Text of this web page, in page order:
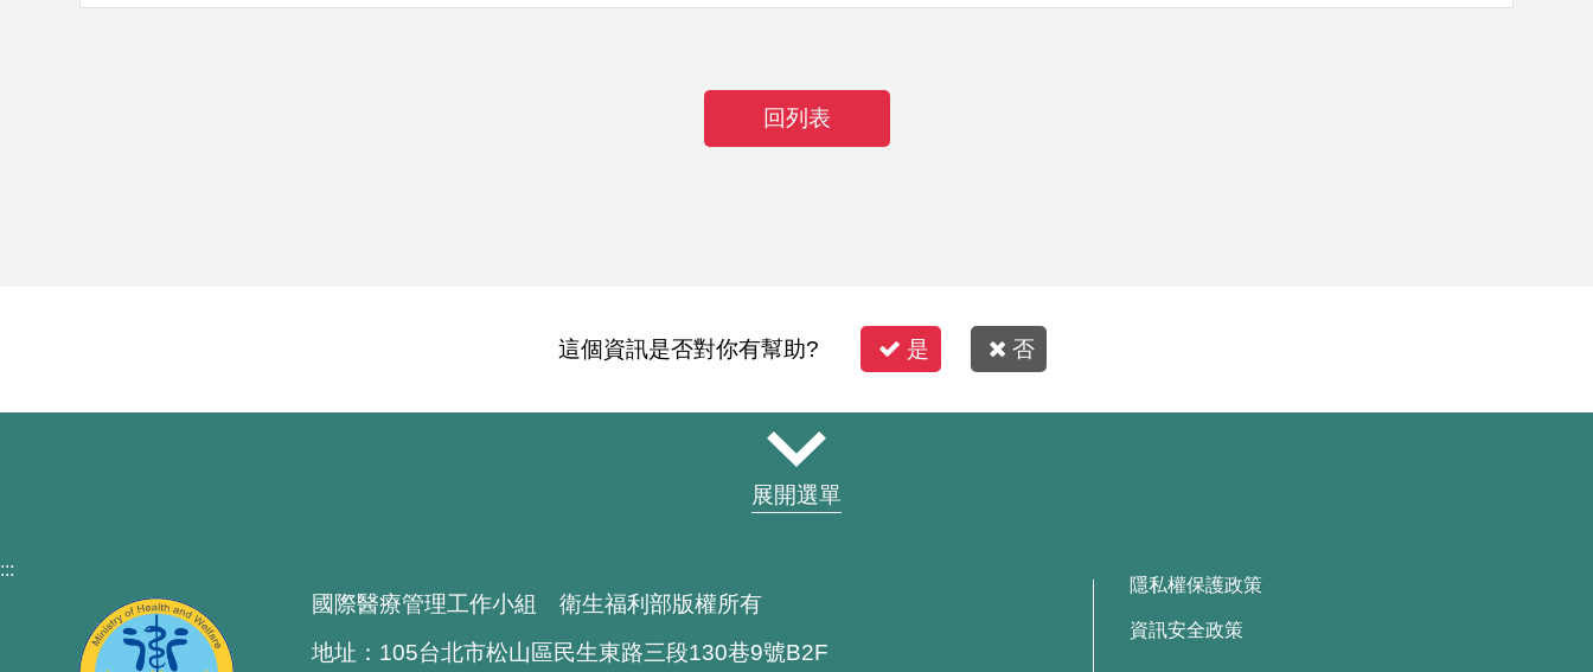
回列表
這個資訊是否對你有幫助? 是 否
展開選單
:::
國際醫療管理工作小組 衛生福利部版權所有
地址：105台北市松山區民生東路三段130巷9號B2F
隱私權保護政策
資訊安全政策